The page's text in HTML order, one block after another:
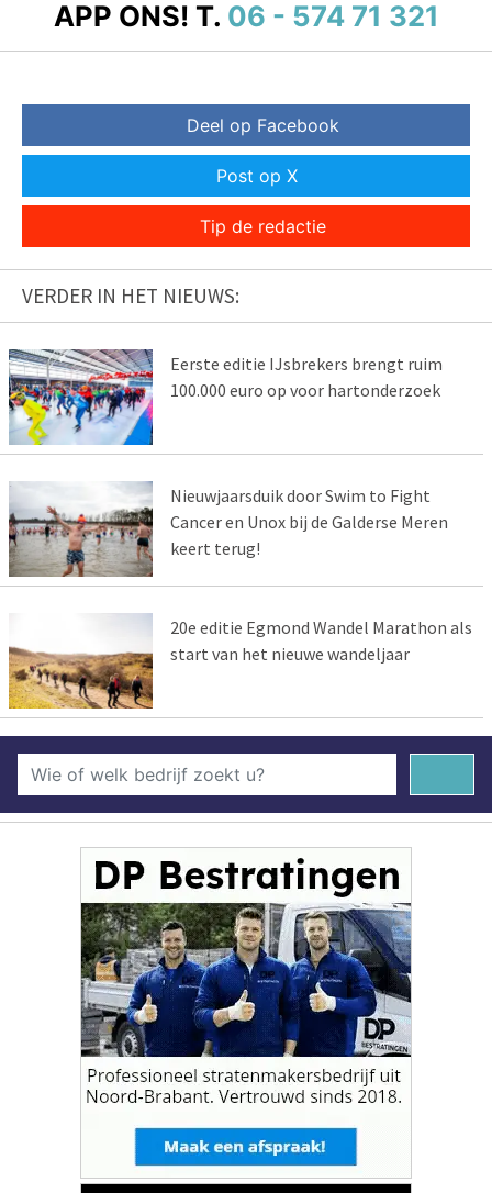
APP ONS! T. 06 - 574 71 321
Deel op Facebook
Post op X
Tip de redactie
VERDER IN HET NIEUWS:
Eerste editie IJsbrekers brengt ruim
100.000 euro op voor hartonderzoek
Nieuwjaarsduik door Swim to Fight
Cancer en Unox bij de Galderse Meren
keert terug!
20e editie Egmond Wandel Marathon als
start van het nieuwe wandeljaar